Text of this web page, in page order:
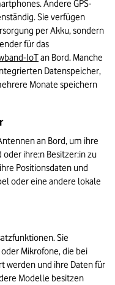
Andere GPS-
Sie verfügen
per Akku, sondern
für das
IoT an Bord. Manche
Datenspeicher,
Monate speichern
an Bord, um ihre
ihre:n Besitzer:in zu
Positionsdaten und
oder eine andere lokale
Sie
Mikrofone, die bei
werden und ihre Daten für
Modelle besitzen